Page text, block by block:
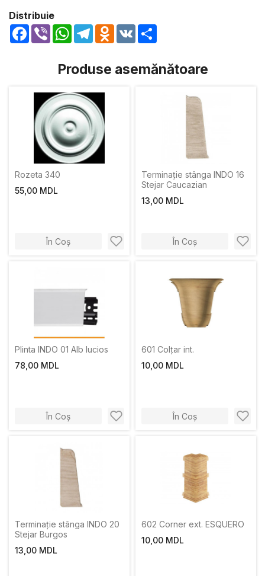
Distribuie
Facebook
Viber WhatsApp
TelegramOdnoklassniki
VK
Produse asemănătoare
Rozeta 340
55,00 MDL
În Coș
Terminație stânga INDO 16
Stejar Caucazian
13,00 MDL
În Coș
Plinta INDO 01 Alb lucios
78,00 MDL
În Coș
601 Colțar int.
10,00 MDL
În Coș
Terminație stânga INDO 20
Stejar Burgos
13,00 MDL
602 Corner ext. ESQUERO
10,00 MDL